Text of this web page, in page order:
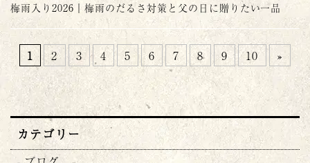
梅雨入り2026｜梅雨のだるさ対策と父の日に贈りたい一品
1 2 3 4 5 6 7 8 9 10 »
カテゴリー